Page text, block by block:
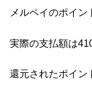
メルペイのポイン
実際の支払額は
還元されたポイン